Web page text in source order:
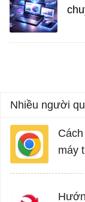
Nhiều người
máy